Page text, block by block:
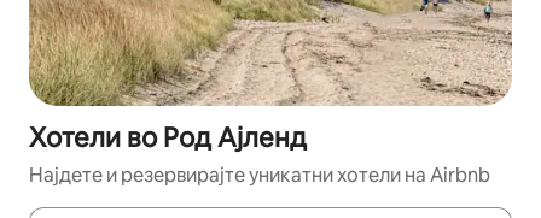
Хотели во Род Ајленд
Најдете и резервирајте уникатни хотели на Airbnb